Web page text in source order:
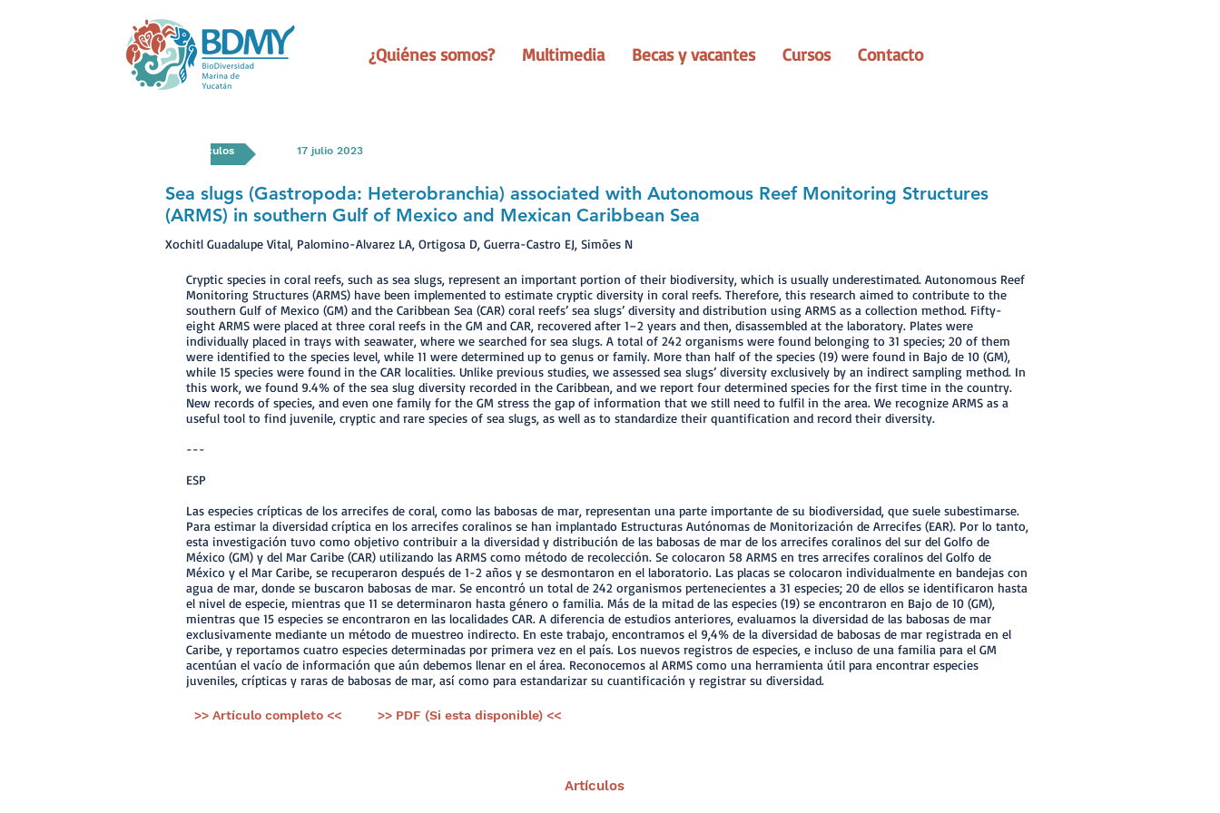
¿Quiénes somos? Multimedia Becas y vacantes Cursos Contacto
Artículos 17 julio 2023
Sea slugs (Gastropoda: Heterobranchia) associated with Autonomous Reef Monitoring Structures
(ARMS) in southern Gulf of Mexico and Mexican Caribbean Sea
Xochitl Guadalupe Vital, Palomino-Alvarez LA, Ortigosa D, Guerra-Castro EJ, Simões N
Cryptic species in coral reefs, such as sea slugs, represent an important portion of their biodiversity, which is usually underestimated. Autonomous Reef
Monitoring Structures (ARMS) have been implemented to estimate cryptic diversity in coral reefs. Therefore, this research aimed to contribute to the
southern Gulf of Mexico (GM) and the Caribbean Sea (CAR) coral reefs’ sea slugs’ diversity and distribution using ARMS as a collection method. Fifty-
eight ARMS were placed at three coral reefs in the GM and CAR, recovered after 1–2 years and then, disassembled at the laboratory. Plates were
individually placed in trays with seawater, where we searched for sea slugs. A total of 242 organisms were found belonging to 31 species; 20 of them
were identified to the species level, while 11 were determined up to genus or family. More than half of the species (19) were found in Bajo de 10 (GM),
while 15 species were found in the CAR localities. Unlike previous studies, we assessed sea slugs’ diversity exclusively by an indirect sampling method. In
this work, we found 9.4% of the sea slug diversity recorded in the Caribbean, and we report four determined species for the first time in the country.
New records of species, and even one family for the GM stress the gap of information that we still need to fulfil in the area. We recognize ARMS as a
useful tool to find juvenile, cryptic and rare species of sea slugs, as well as to standardize their quantification and record their diversity.
---
ESP
Las especies crípticas de los arrecifes de coral, como las babosas de mar, representan una parte importante de su biodiversidad, que suele subestimarse.
Para estimar la diversidad críptica en los arrecifes coralinos se han implantado Estructuras Autónomas de Monitorización de Arrecifes (EAR). Por lo tanto,
esta investigación tuvo como objetivo contribuir a la diversidad y distribución de las babosas de mar de los arrecifes coralinos del sur del Golfo de
México (GM) y del Mar Caribe (CAR) utilizando las ARMS como método de recolección. Se colocaron 58 ARMS en tres arrecifes coralinos del Golfo de
México y el Mar Caribe, se recuperaron después de 1-2 años y se desmontaron en el laboratorio. Las placas se colocaron individualmente en bandejas con
agua de mar, donde se buscaron babosas de mar. Se encontró un total de 242 organismos pertenecientes a 31 especies; 20 de ellos se identificaron hasta
el nivel de especie, mientras que 11 se determinaron hasta género o familia. Más de la mitad de las especies (19) se encontraron en Bajo de 10 (GM),
mientras que 15 especies se encontraron en las localidades CAR. A diferencia de estudios anteriores, evaluamos la diversidad de las babosas de mar
exclusivamente mediante un método de muestreo indirecto. En este trabajo, encontramos el 9,4% de la diversidad de babosas de mar registrada en el
Caribe, y reportamos cuatro especies determinadas por primera vez en el país. Los nuevos registros de especies, e incluso de una familia para el GM
acentúan el vacío de información que aún debemos llenar en el área. Reconocemos al ARMS como una herramienta útil para encontrar especies
juveniles, crípticas y raras de babosas de mar, así como para estandarizar su cuantificación y registrar su diversidad.
>> Artículo completo << >> PDF (Si esta disponible) <<
Artículos